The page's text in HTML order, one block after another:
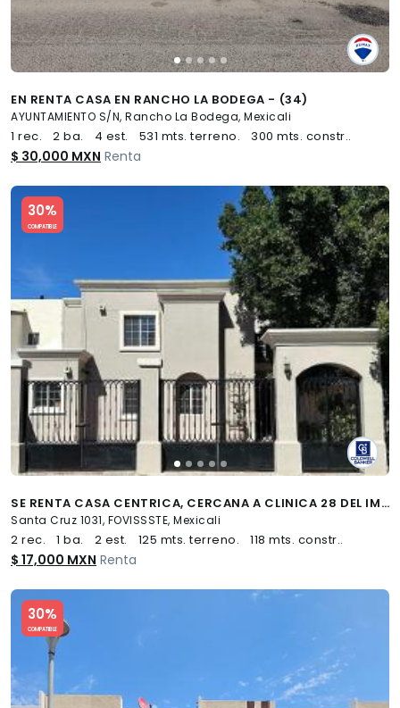
EN RENTA CASA EN RANCHO LA BODEGA - (34)
AYUNTAMIENTO S/N, Rancho La Bodega, Mexicali
1 rec. 2 ba. 4 est. 531 mts. terreno. 300 mts. constr..
$ 30,000 MXN Renta
30%
COMPATIBLE
Slide 1 of 5
SE RENTA CASA CENTRICA, CERCANA A CLINICA 28 DEL IMSS Y UABC
Santa Cruz 1031, FOVISSSTE, Mexicali
2 rec. 1 ba. 2 est. 125 mts. terreno. 118 mts. constr..
$ 17,000 MXN Renta
30%
COMPATIBLE
Slide 1 of 5